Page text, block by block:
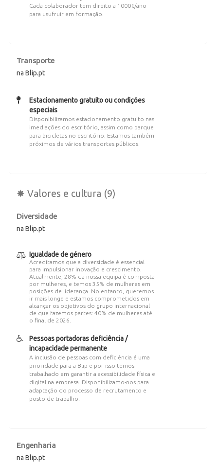
Cada colaborador tem direito a 1000€/ano
para usufruir em formação.
Transporte
na Blip.pt
Estacionamento gratuito ou condições
especiais
Disponibilizamos estacionamento gratuito nas
imediações do escritório, assim como parque
para bicicletas no escritório. Estamos também
próximos de vários transportes públicos.
✸ Valores e cultura (9)
Diversidade
na Blip.pt
Igualdade de género
Acreditamos que a diversidade é essencial
para impulsionar inovação e crescimento.
Atualmente, 28% da nossa equipa é composta
por mulheres, e temos 35% de mulheres em
posições de liderança. No entanto, queremos
ir mais longe e estamos comprometidos em
alcançar os objetivos do grupo internacional
de que fazemos partes: 40% de mulheres até
o final de 2026.
Pessoas portadoras deficiência /
incapacidade permanente
A inclusão de pessoas com deficiência é uma
prioridade para a Blip e por isso temos
trabalhado em garantir a acessibilidade física e
digital na empresa. Disponibilizamo-nos para
adaptação do processo de recrutamento e
posto de trabalho.
Engenharia
na Blip.pt